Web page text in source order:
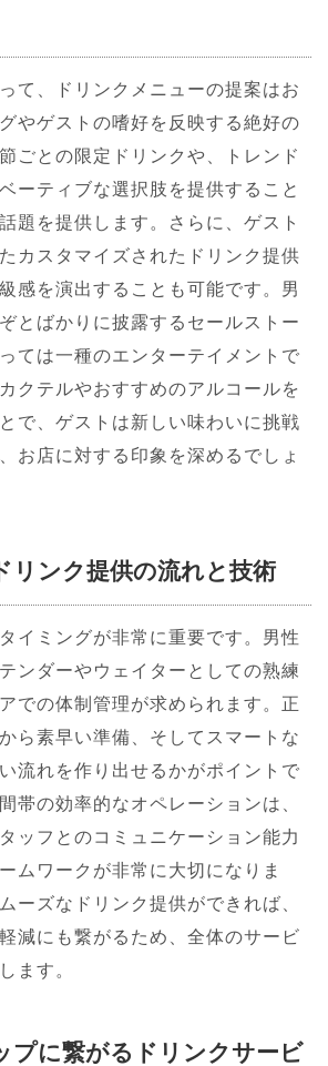
て、ドリンクメニューの提案はお
やゲストの嗜好を反映する絶好の
ごとの限定ドリンクや、トレンド
ーティブな選択肢を提供すること
題を提供します。さらに、ゲスト
カスタマイズされたドリンク提供
感を演出することも可能です。男
とばかりに披露するセールストー
ては一種のエンターテイメントで
クテルやおすすめのアルコールを
で、ゲストは新しい味わいに挑戦
お店に対する印象を深めるでしょ
リンク提供の流れと技術
イミングが非常に重要です。男性
ンダーやウェイターとしての熟練
での体制管理が求められます。正
ら素早い準備、そしてスマートな
流れを作り出せるかがポイントで
帯の効率的なオペレーションは、
ッフとのコミュニケーション能力
ムワークが非常に大切になりま
ーズなドリンク提供ができれば、
減にも繋がるため、全体のサービ
ます。
プに繋がるドリンクサービ